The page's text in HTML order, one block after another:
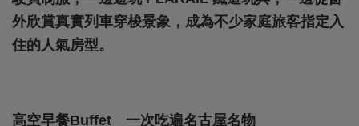
外欣賞真實列車穿梭景象，成為不少家庭旅客指定入
住的人氣房型。
高空早餐Buffet 一次吃遍名古屋名物